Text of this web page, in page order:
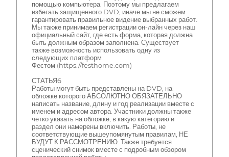
помощью компьютера. Поэтому мы предлагаем
избегать защищенного DVD, иначе мы не сможем
гарантировать правильное видение выбранных работ.
Мы также принимаем регистрации он-лайн через наш
официальный сайт, где есть форма, которая должна
быть должным образом заполнена. Существует
также возможность использовать одну из
следующих платформ
Фестом (https://festhome.com)
СТАТЬЯ6
Работы могут быть представлены на DVD, на
обложке которого АБСОЛЮТНО ОБЯЗАТЕЛЬНО
написать название, длину и год реализации вместе с
именем и адресом автора. Участники должны также
четко указать на обложке, в какую категорию и
раздел они намерены включить. Работы, не
соответствующие вышеупомянутым правилам, НЕ
БУДУТ К РАССМОТРЕНИЮ. Также требуется
сценический снимок вместе с подробным обзором